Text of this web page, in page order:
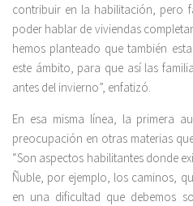
contribuir en la habilitación, pero
poder hablar de viviendas
hemos planteado que también
este ámbito, para que así las
antes del invierno”, enfatizó.
En esa misma línea, la primera
preocupación en otras materias
“Son aspectos habilitantes donde
Ñuble, por ejemplo, los caminos,
en una dificultad que debemos